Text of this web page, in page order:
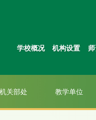
学校概况 机构设置
机关部处 教学单位